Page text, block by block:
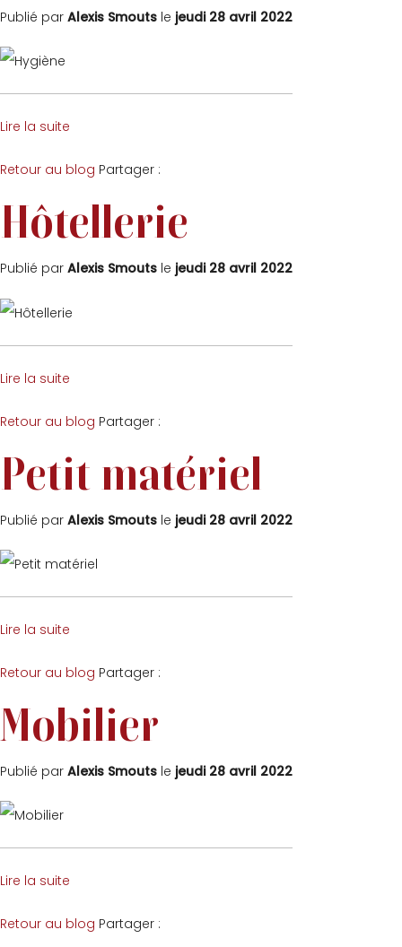
Publié par Alexis Smouts le jeudi 28 avril 2022
Lire la suite
Retour au blog Partager :
Hôtellerie
Publié par Alexis Smouts le jeudi 28 avril 2022
Lire la suite
Retour au blog Partager :
Petit matériel
Publié par Alexis Smouts le jeudi 28 avril 2022
Lire la suite
Retour au blog Partager :
Mobilier
Publié par Alexis Smouts le jeudi 28 avril 2022
Lire la suite
Retour au blog Partager :